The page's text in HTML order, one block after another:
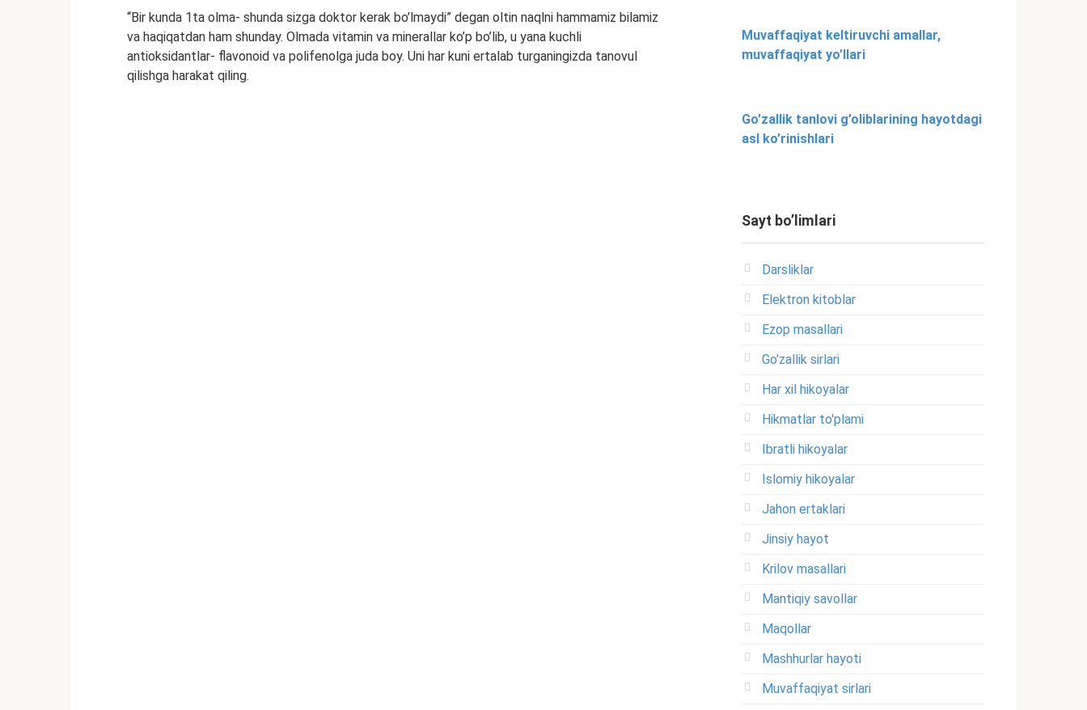
“Bir kunda 1ta olma- shunda sizga doktor kerak bo’lmaydi” degan oltin naqlni hammamiz bilamiz
va haqiqatdan ham shunday. Olmada vitamin va minerallar ko’p bo’lib, u yana kuchli
antioksidantlar- flavonoid va polifenolga juda boy. Uni har kuni ertalab turganingizda tanovul
qilishga harakat qiling.
Muvaffaqiyat keltiruvchi amallar,
muvaffaqiyat yo’llari
Go’zallik tanlovi g’oliblarining hayotdagi
asl ko’rinishlari
Sayt bo’limlari
Darsliklar
Elektron kitoblar
Ezop masallari
Go'zallik sirlari
Har xil hikoyalar
Hikmatlar to'plami
Ibratli hikoyalar
Islomiy hikoyalar
Jahon ertaklari
Jinsiy hayot
Krilov masallari
Mantiqiy savollar
Maqollar
Mashhurlar hayoti
Muvaffaqiyat sirlari